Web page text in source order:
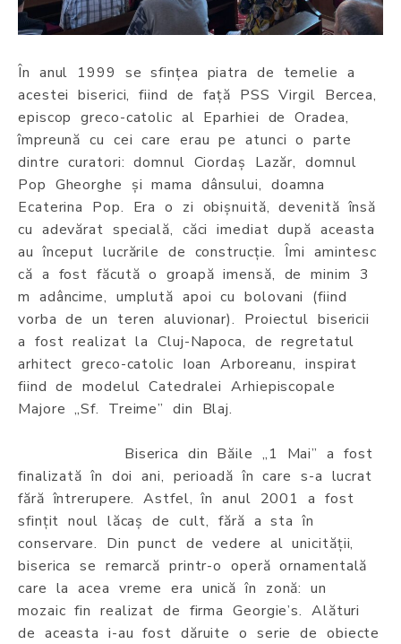
În anul 1999 se sfințea piatra de temelie a
acestei biserici, fiind de față PSS Virgil Bercea,
episcop greco-catolic al Eparhiei de Oradea,
împreună cu cei care erau pe atunci o parte
dintre curatori: domnul Ciordaș Lazăr, domnul
Pop Gheorghe și mama dânsului, doamna
Ecaterina Pop. Era o zi obișnuită, devenită însă
cu adevărat specială, căci imediat după aceasta
au început lucrările de construcție. Îmi amintesc
că a fost făcută o groapă imensă, de minim 3
m adâncime, umplută apoi cu bolovani (fiind
vorba de un teren aluvionar). Proiectul bisericii
a fost realizat la Cluj-Napoca, de regretatul
arhitect greco-catolic Ioan Arboreanu, inspirat
fiind de modelul Catedralei Arhiepiscopale
Majore „Sf. Treime” din Blaj.
Biserica din Băile „1 Mai” a fost
finalizată în doi ani, perioadă în care s-a lucrat
fără întrerupere. Astfel, în anul 2001 a fost
sfințit noul lăcaș de cult, fără a sta în
conservare. Din punct de vedere al unicității,
biserica se remarcă printr-o operă ornamentală
care la acea vreme era unică în zonă: un
mozaic fin realizat de firma Georgie’s. Alături
de aceasta i-au fost dăruite o serie de obiecte